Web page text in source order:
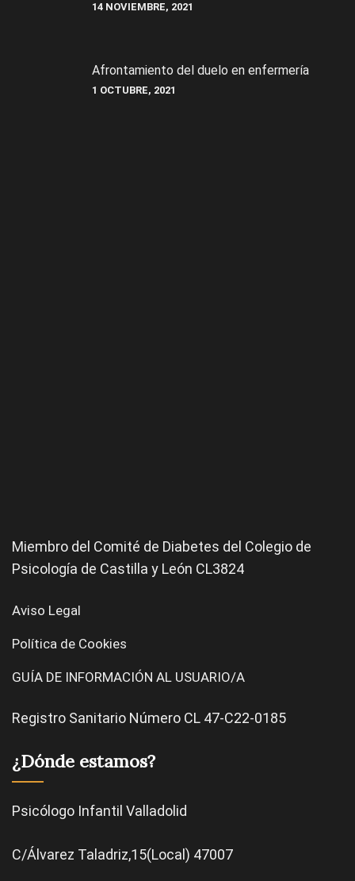
14 NOVIEMBRE, 2021
Afrontamiento del duelo en enfermería
1 OCTUBRE, 2021
Miembro del Comité de Diabetes del Colegio de
Psicología de Castilla y León CL3824
Aviso Legal
Política de Cookies
GUÍA DE INFORMACIÓN AL USUARIO/A
Registro Sanitario Número CL 47-C22-0185
¿Dónde estamos?
Psicólogo Infantil Valladolid
C/Álvarez Taladriz,15(Local) 47007